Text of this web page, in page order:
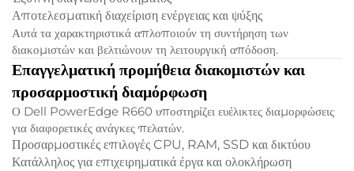
Αποτελεσματική διαχείριση ενέργειας και ψύξης
Αυτά τα χαρακτηριστικά απλοποιούν τη συντήρηση των
διακομιστών και βελτιώνουν τη λειτουργική απόδοση.
Επαγγελματική προμήθεια διακομιστών και
προσαρμοστική διαμόρφωση
Ο Dell PowerEdge R660 υποστηρίζει ευέλικτες διαμορφώσεις
για διαφορετικές ανάγκες πελατών.
Προσαρμοστικές επιλογές CPU, RAM, SSD και δικτύου
Κατάλληλος για επιχειρηματικά έργα και ολοκλήρωση